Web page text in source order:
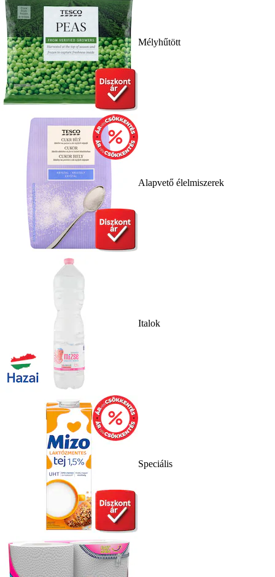
Mélyhűtött
Alapvető élelmiszerek
Italok
Speciális